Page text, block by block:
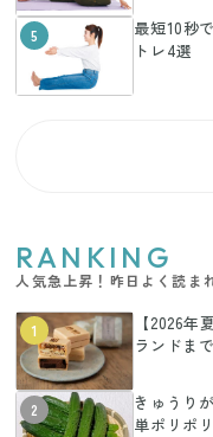
5
最短10秒
トレ4選
RANKING
人気急上昇！昨日よく読ま
1
【2026
ランドまで
2
きゅうり
単ポリポ